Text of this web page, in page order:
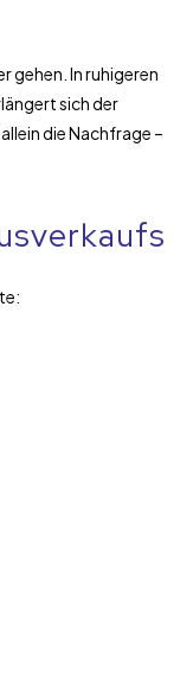
gehen. In ruhigeren
sich der
die Nachfrage –